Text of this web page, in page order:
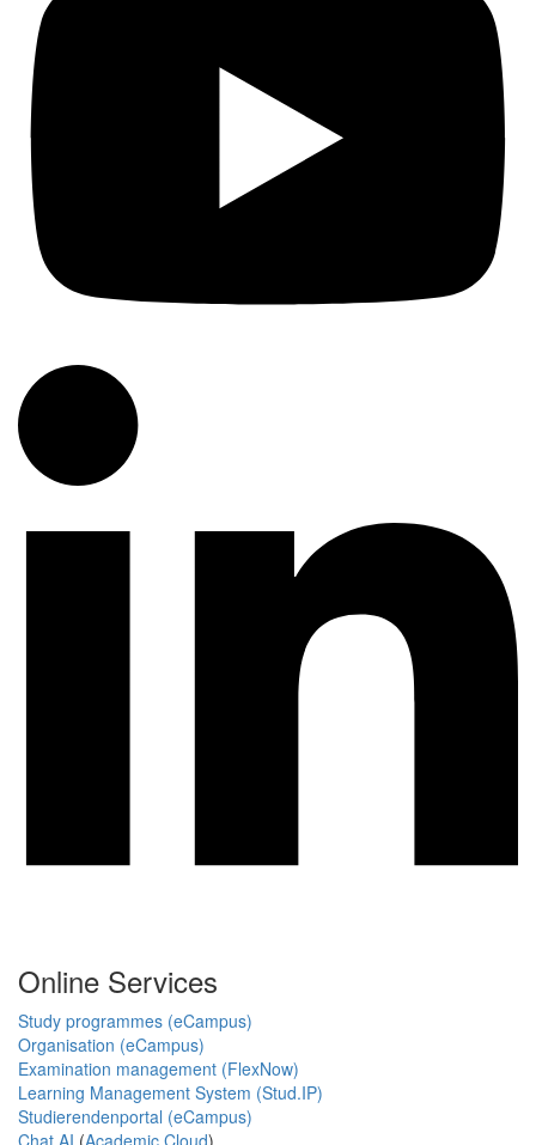
Online Services
Study programmes (eCampus)
Organisation (eCampus)
Examination management (FlexNow)
Learning Management System (Stud.IP)
Studierendenportal (eCampus)
Chat AI (Academic Cloud)